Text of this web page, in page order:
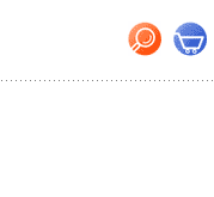
En¡No
divorcio desde
"Un libro